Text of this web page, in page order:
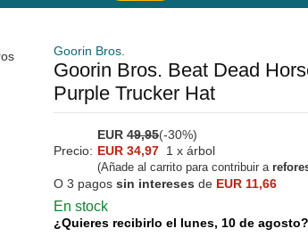
Goorin Bros.
Goorin Bros. Beat Dead
Purple Trucker Hat
EUR 49,95(-30%)
Precio: EUR 34,97 1 x árbol
(Añade al carrito para contribuir a
O 3 pagos sin intereses de EUR 11,66
En stock
¿Quieres recibirlo el lunes, 10 de agosto?